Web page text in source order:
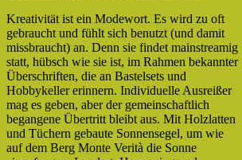
Kreativität ist ein Modewort. Es wird zu oft
gebraucht und fühlt sich benutzt (und damit
missbraucht) an. Denn sie findet mainstreamig
statt, hübsch wie sie ist, im Rahmen bekannter
Überschriften, die an Bastelsets und
Hobbykeller erinnern. Individuelle Ausreißer
mag es geben, aber der gemeinschaftlich
begangene Übertritt bleibt aus. Mit Holzlatten
und Tüchern gebaute Sonnensegel, um wie
auf dem Berg Monte Verità die Sonne